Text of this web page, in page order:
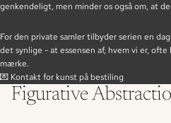
genkendeligt, men minder os også om, at
For den private samler tilbyder serien en
det synlige - at essensen af, hvem vi er,
mærke.
💌 Kontakt for kunst på bestiling
Figurative